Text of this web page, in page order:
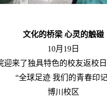
文化的桥梁 心灵的触碰
10月19日
迎来了独具特色的校友返校
“全球足迹 我们的青春印
博川校区